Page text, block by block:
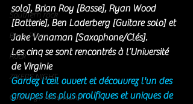
Southern rock
Bons Plans
Rock
ZIKERS NIGHT
Country / Americana
solo], Brian Roy [Basse], Ryan Wood
[Batterie], Ben Laderberg [Guitare solo] et
Jake Vanaman [Saxophone/Clés].
Les cinq se sont rencontrés à l’Université
de Virginie
Gardez l'œil ouvert et découvrez l'un des
groupes les plus prolifiques et uniques de